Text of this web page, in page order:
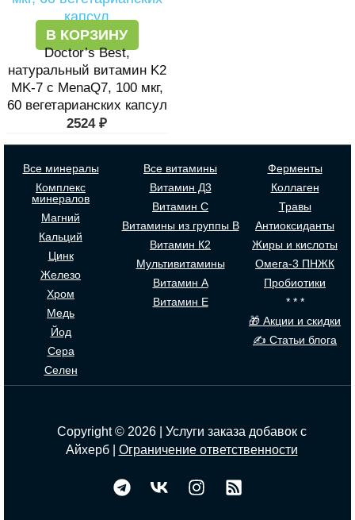
В КОРЗИНУ
Doctor’s Best,
натуральный витамин K2
MK-7 с MenaQ7, 100 мкг,
60 вегетарианских капсул
2524 ₽
Все минералы
Комплекс
минералов
Магний
Кальций
Цинк
Железо
Хром
Медь
Йод
Сера
Селен
Все витамины
Витамин Д3
Витамин С
Витамины из группы В
Витамин К2
Мультивитамины
Витамин А
Витамин Е
Ферменты
Коллаген
Травы
Антиоксиданты
Жиры и кислоты
Омега-3 ПНЖК
Пробиотики
* * *
🎁 Акции и скидки
✍ Статьи блога
Copyright © 2026 | Услуги заказа добавок с
Айхерб | Ограничение ответственности